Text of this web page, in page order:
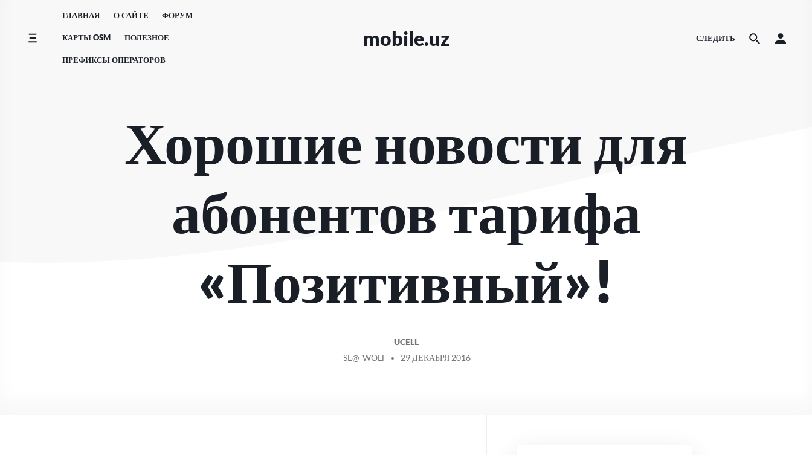
содержимому
ГЛАВНАЯ О САЙТЕ ФОРУМ
КАРТЫ OSM ПОЛЕЗНОЕ
ПРЕФИКСЫ ОПЕРАТОРОВ
mobile.uz СЛЕДИТЬ
Хорошие новости для
абонентов тарифа
«Позитивный»!
UCELL
СООБЩЕНИЕ
SE@-WOLF 29 ДЕКАБРЯ 2016